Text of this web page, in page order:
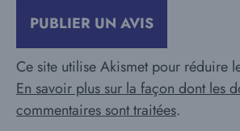
Ce site utilise Akismet pour réduire
En savoir plus sur la façon dont les
commentaires sont traitées.